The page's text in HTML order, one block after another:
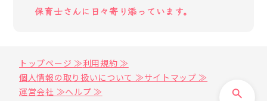
保育士さんに日々寄り添っています。
トップページ ≫利用規約 ≫
個人情報の取り扱いについて ≫サイトマップ ≫
運営会社 ≫ヘルプ ≫